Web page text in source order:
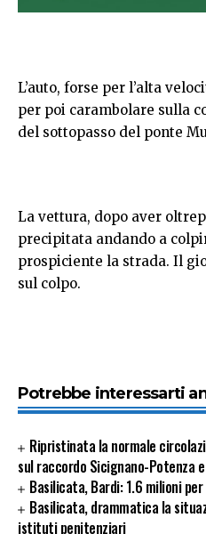
L’auto, forse per l’alta
per poi carambolare sulla
del sottopasso del ponte
La vettura, dopo aver
precipitata andando a
prospiciente la strada. Il
sul colpo.
Potrebbe interessarti
Ripristinata la normale
sul raccordo Sicignano-Potenza
Basilicata, Bardi: 1.6 milioni
Basilicata, drammatica la
istituti penitenziari